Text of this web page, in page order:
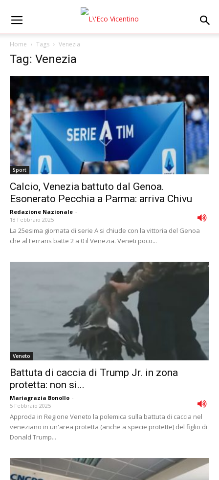
Home Tags Venezia
Tag: Venezia
Sport
Calcio, Venezia battuto dal Genoa.
Esonerato Pecchia a Parma: arriva Chivu
Redazione Nazionale -
18 Febbraio 2025
La 25esima giornata di serie A si chiude con la vittoria del Genoa
che al Ferraris batte 2 a 0 il Venezia. Veneti poco...
Veneto
Battuta di caccia di Trump Jr. in zona
protetta: non si...
Mariagrazia Bonollo -
5 Febbraio 2025
Approda in Regione Veneto la polemica sulla battuta di caccia nel
veneziano in un'area protetta (anche a specie protette) del figlio di
Donald Trump...